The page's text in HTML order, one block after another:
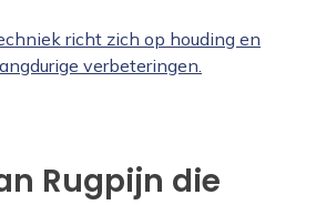
richt zich op houding en
verbeteringen.
Rugpijn die